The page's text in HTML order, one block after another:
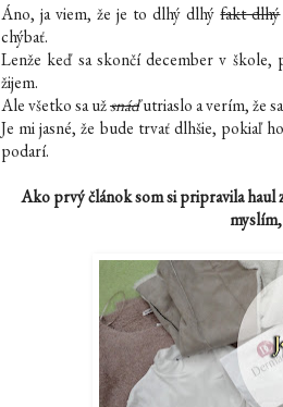
Áno, ja viem, že je to dlhý dlhýfakt dlhý
chýbať.
Lenže keď sa skončí december v škole,
žijem.
Ale všetko sa užsnáďutriaslo a verím, že
Je mi jasné, že bude trvať dlhšie, pokiaľ
podarí.
Ako prvý článok som si pripravila haul